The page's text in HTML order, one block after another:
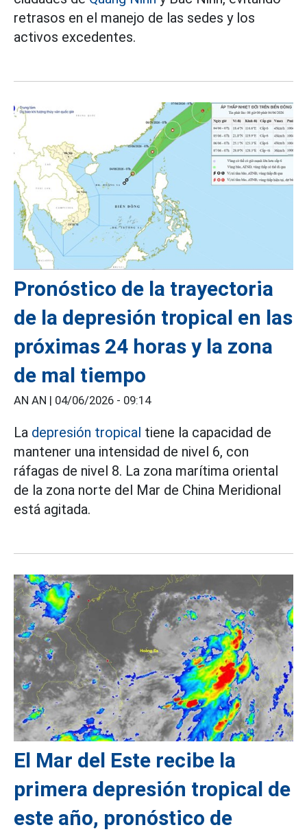
retrasos en el manejo de las sedes y los
activos excedentes.
Pronóstico de la trayectoria
de la depresión tropical en las
próximas 24 horas y la zona
de mal tiempo
AN AN | 04/06/2026 - 09:14
La depresión tropical tiene la capacidad de
mantener una intensidad de nivel 6, con
ráfagas de nivel 8. La zona marítima oriental
de la zona norte del Mar de China Meridional
está agitada.
El Mar del Este recibe la
primera depresión tropical de
este año, pronóstico de